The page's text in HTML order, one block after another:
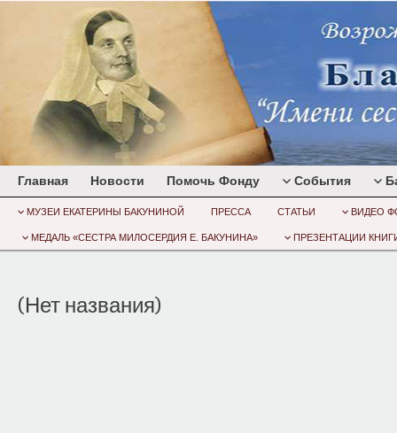
Главная Новости Помочь Фонду События
МУЗЕИ ЕКАТЕРИНЫ БАКУНИНОЙ ПРЕССА СТАТЬИ ВИДЕО
МЕДАЛЬ «СЕСТРА МИЛОСЕРДИЯ Е. БАКУНИНА» ПРЕЗЕНТАЦИИ
(Нет названия)